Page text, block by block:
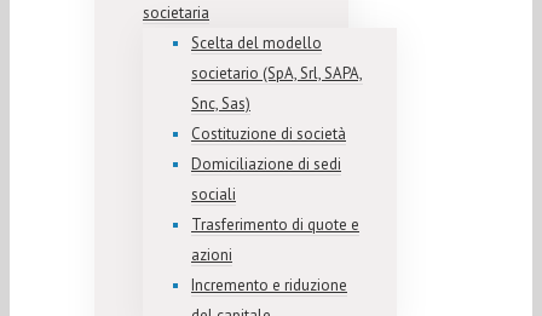
societaria
Scelta del modello
societario (SpA, Srl, SAPA,
Snc, Sas)
Costituzione di società
Domiciliazione di sedi
sociali
Trasferimento di quote e
azioni
Incremento e riduzione